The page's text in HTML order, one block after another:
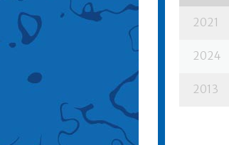
2021
2024
2013